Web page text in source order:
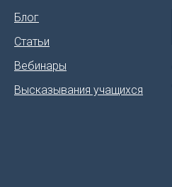
Блог
Статьи
Вебинары
Высказывания учащихся